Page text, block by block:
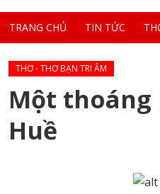
TRANG CHỦ TIN TỨC
THƠ - THƠ BẠN TRI ÂM
Một thoáng
Huề